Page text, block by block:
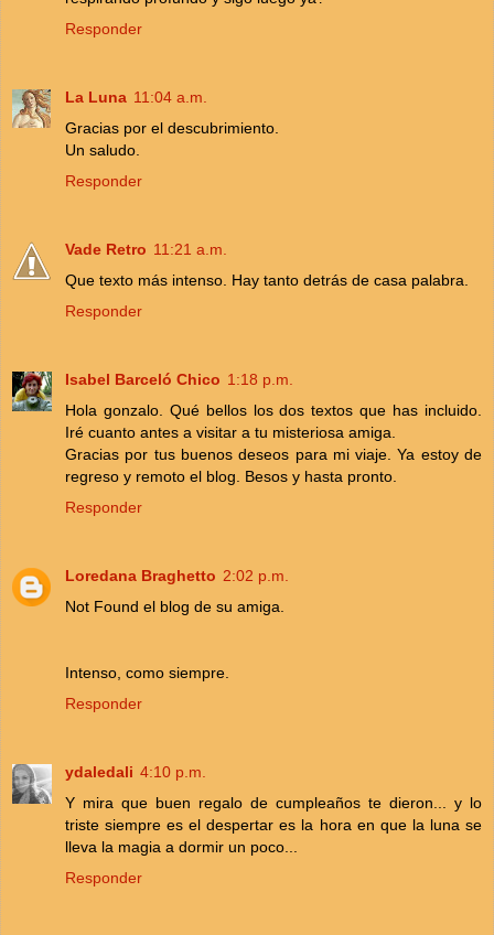
Responder
La Luna 11:04 a.m.
Gracias por el descubrimiento.
Un saludo.
Responder
Vade Retro 11:21 a.m.
Que texto más intenso. Hay tanto detrás de casa palabra.
Responder
Isabel Barceló Chico 1:18 p.m.
Hola gonzalo. Qué bellos los dos textos que has incluido.
Iré cuanto antes a visitar a tu misteriosa amiga.
Gracias por tus buenos deseos para mi viaje. Ya estoy de
regreso y remoto el blog. Besos y hasta pronto.
Responder
Loredana Braghetto 2:02 p.m.
Not Found el blog de su amiga.
Intenso, como siempre.
Responder
ydaledali 4:10 p.m.
Y mira que buen regalo de cumpleaños te dieron... y lo
triste siempre es el despertar es la hora en que la luna se
lleva la magia a dormir un poco...
Responder